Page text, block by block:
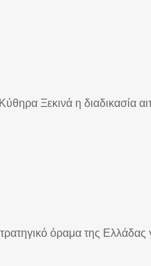
Ξεκινά η διαδικασία
όραμα της Ελλάδας